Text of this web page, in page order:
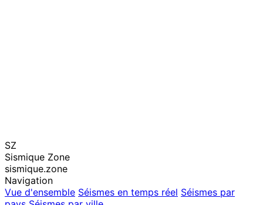
SZ
Sismique Zone
sismique.zone
Navigation
Vue d'ensemble Séismes en temps réel Séismes par